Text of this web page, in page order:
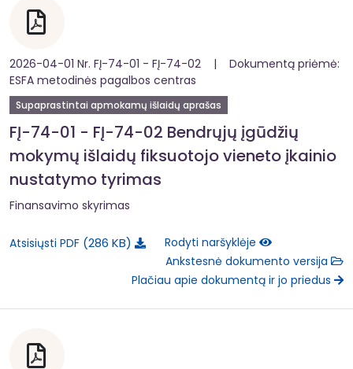
2026-04-01 Nr. FĮ-74-01 - FĮ-74-02 | Dokumentą priėmė:
ESFA metodinės pagalbos centras
Supaprastintai apmokamų išlaidų aprašas
FĮ-74-01 - FĮ-74-02 Bendrųjų įgūdžių
mokymų išlaidų fiksuotojo vieneto įkainio
nustatymo tyrimas
Finansavimo skyrimas
Atsisiųsti PDF 286 KB
Rodyti naršyklėje
Ankstesnė dokumento versija
Plačiau apie dokumentą ir jo priedus